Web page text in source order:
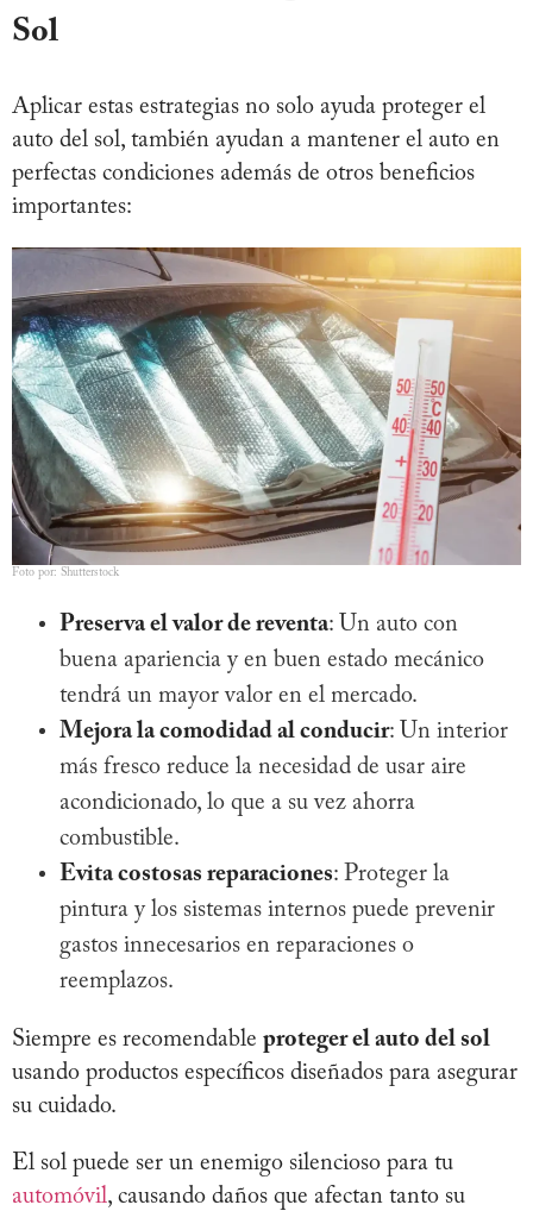
Sol
Aplicar estas estrategias no solo ayuda proteger el
auto del sol, también ayudan a mantener el auto en
perfectas condiciones además de otros beneficios
importantes:
Foto por: Shutterstock
Preserva el valor de reventa: Un auto con
buena apariencia y en buen estado mecánico
tendrá un mayor valor en el mercado.
Mejora la comodidad al conducir: Un interior
más fresco reduce la necesidad de usar aire
acondicionado, lo que a su vez ahorra
combustible.
Evita costosas reparaciones: Proteger la
pintura y los sistemas internos puede prevenir
gastos innecesarios en reparaciones o
reemplazos.
Siempre es recomendable proteger el auto del sol
usando productos específicos diseñados para asegurar
su cuidado.
El sol puede ser un enemigo silencioso para tu
automóvil, causando daños que afectan tanto su